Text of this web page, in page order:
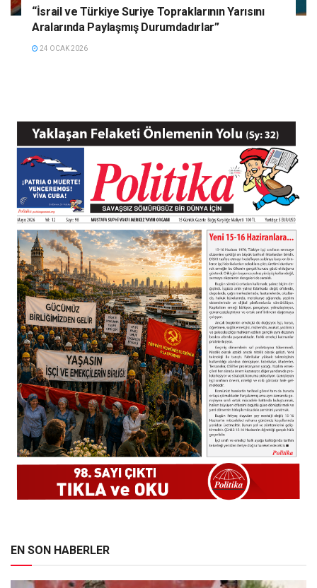
“İsrail ve Türkiye Suriye Topraklarının Yarısını
Aralarında Paylaşmış Durumdadırlar”
24 OCAK 2026
EN SON HABERLER